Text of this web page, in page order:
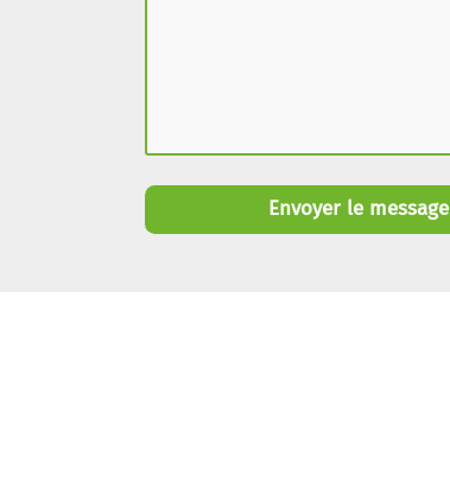
Envoyer le message